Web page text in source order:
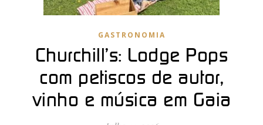
GASTRONOMIA
Churchill’s: Lodge Pops
com petiscos de autor,
vinho e música em Gaia